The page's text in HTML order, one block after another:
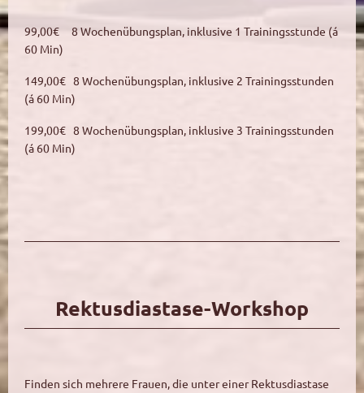
99,00€ 8 Wochenübungsplan, inklusive 1 Trainingsstunde (á
60 Min)
149,00€ 8 Wochenübungsplan, inklusive 2 Trainingsstunden
(á 60 Min)
199,00€ 8 Wochenübungsplan, inklusive 3 Trainingsstunden
(á 60 Min)
Rektusdiastase-Workshop
Finden sich mehrere Frauen, die unter einer Rektusdiastase